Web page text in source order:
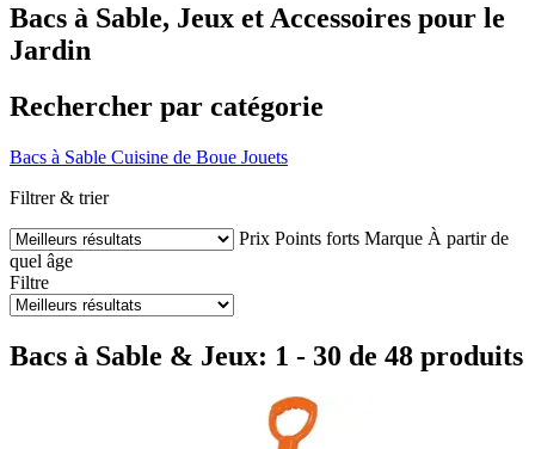
Bacs à Sable, Jeux et Accessoires pour le
Jardin
Rechercher par catégorie
Bacs à Sable Cuisine de Boue Jouets
Filtrer & trier
Prix Points forts Marque À partir de
quel âge
Filtre
Bacs à Sable & Jeux: 1 - 30 de 48 produits